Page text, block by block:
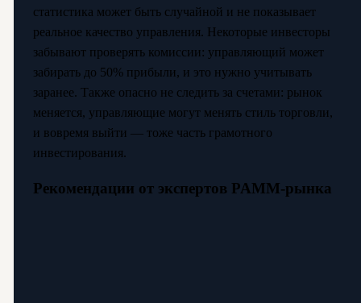
статистика может быть случайной и не показывает
реальное качество управления. Некоторые инвесторы
забывают проверять комиссии: управляющий может
забирать до 50% прибыли, и это нужно учитывать
заранее. Также опасно не следить за счетами: рынок
меняется, управляющие могут менять стиль торговли,
и вовремя выйти — тоже часть грамотного
инвестирования.
Рекомендации от экспертов PAMM-рынка